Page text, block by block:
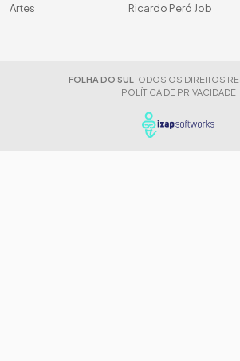
Artes
Ricardo Peró Job
FOLHA DO SUL TODOS OS DIREITOS
POLÍTICA DE PRIVACIDADE